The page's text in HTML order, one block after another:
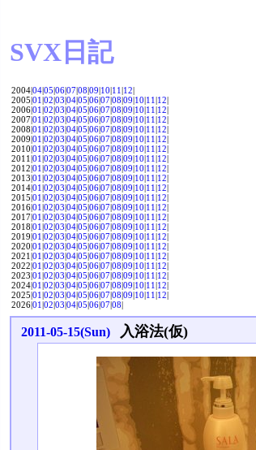
SVX日記
2004|04|05|06|07|08|09|10|11|12|
2005|01|02|03|04|05|06|07|08|09|10|11|12|
2006|01|02|03|04|05|06|07|08|09|10|11|12|
2007|01|02|03|04|05|06|07|08|09|10|11|12|
2008|01|02|03|04|05|06|07|08|09|10|11|12|
2009|01|02|03|04|05|06|07|08|09|10|11|12|
2010|01|02|03|04|05|06|07|08|09|10|11|12|
2011|01|02|03|04|05|06|07|08|09|10|11|12|
2012|01|02|03|04|05|06|07|08|09|10|11|12|
2013|01|02|03|04|05|06|07|08|09|10|11|12|
2014|01|02|03|04|05|06|07|08|09|10|11|12|
2015|01|02|03|04|05|06|07|08|09|10|11|12|
2016|01|02|03|04|05|06|07|08|09|10|11|12|
2017|01|02|03|04|05|06|07|08|09|10|11|12|
2018|01|02|03|04|05|06|07|08|09|10|11|12|
2019|01|02|03|04|05|06|07|08|09|10|11|12|
2020|01|02|03|04|05|06|07|08|09|10|11|12|
2021|01|02|03|04|05|06|07|08|09|10|11|12|
2022|01|02|03|04|05|06|07|08|09|10|11|12|
2023|01|02|03|04|05|06|07|08|09|10|11|12|
2024|01|02|03|04|05|06|07|08|09|10|11|12|
2025|01|02|03|04|05|06|07|08|09|10|11|12|
2026|01|02|03|04|05|06|07|08|
2011-05-15(Sun) 入浴法(仮)